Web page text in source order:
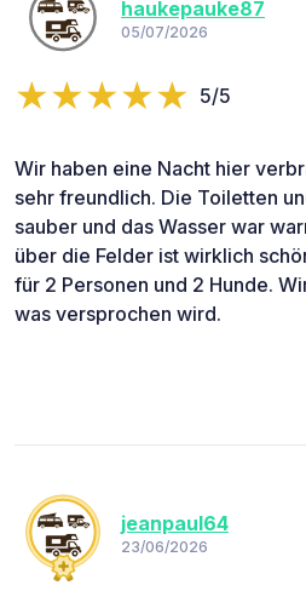
haukepauke87
05/07/2026
5/5
Wir haben eine Nacht hier
sehr freundlich. Die Toiletten
sauber und das Wasser war
über die Felder ist wirklich
für 2 Personen und 2 Hunde.
was versprochen wird.
jeanpaul64
23/06/2026